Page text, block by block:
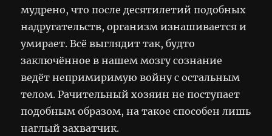
мудрено, что после десятилетий подобных
надругательств, организм изнашивается и
умирает. Всё выглядит так, будто
заключённое в нашем мозгу сознание
ведёт непримиримую войну с остальным
телом. Рачительный хозяин не поступает
подобным образом, на такое способен лишь
наглый захватчик.